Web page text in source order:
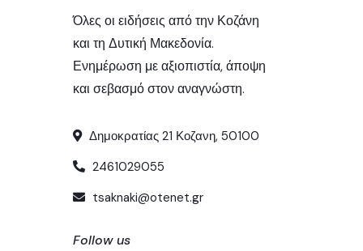
Όλες οι ειδήσεις από την Κοζάνη
και τη Δυτική Μακεδονία.
Ενημέρωση με αξιοπιστία, άποψη
και σεβασμό στον αναγνώστη.
Δημοκρατίας 21 Κοζανη, 50100
2461029055
tsaknaki@otenet.gr
Follow us